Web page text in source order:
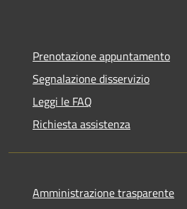
Prenotazione appuntamento
Segnalazione disservizio
Leggi le FAQ
Richiesta assistenza
Amministrazione trasparente